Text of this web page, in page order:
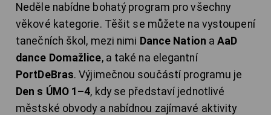
Neděle nabídne bohatý program pro všechny
věkové kategorie. Těšit se můžete na vystoupení
tanečních škol, mezi nimi Dance Nation aAaD
dance Domažlice, a také na elegantní
PortDeBras. Výjimečnou součástí programu je
Den s ÚMO 1–4, kdy se představí jednotlivé
městské obvody a nabídnou zajímavé aktivity